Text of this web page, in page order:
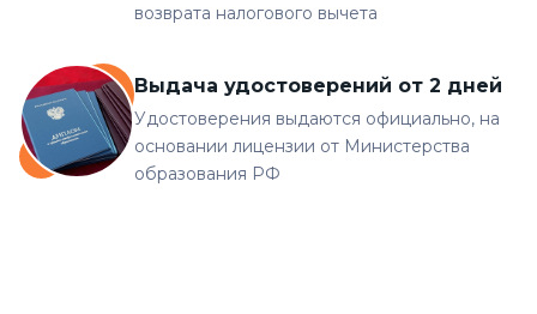
возврата налогового вычета
Выдача удостоверений от 2 дней
Удостоверения выдаются официально, на
основании лицензии от Министерства
образования РФ